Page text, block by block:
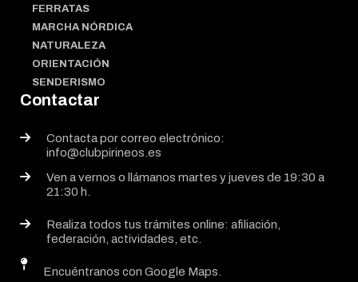
FERRATAS
MARCHA NÓRDICA
NATURALEZA
ORIENTACIÓN
SENDERISMO
Contactar
Contacta por correo electrónico:
info@clubpirineos.es
Ven a vernos o llámanos martes y jueves de 19:30 a
21:30 h.
Realiza todos tus trámites online: afiliación,
federación, actividades, etc.
Encuéntranos con Google Maps.